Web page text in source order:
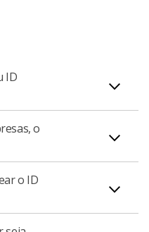
ID
na loja de aplicativos
habilitação;
a opção de
o
aplicativo ID Santander
reabilitá-lo. Para
do seu celular e faça o
o ID